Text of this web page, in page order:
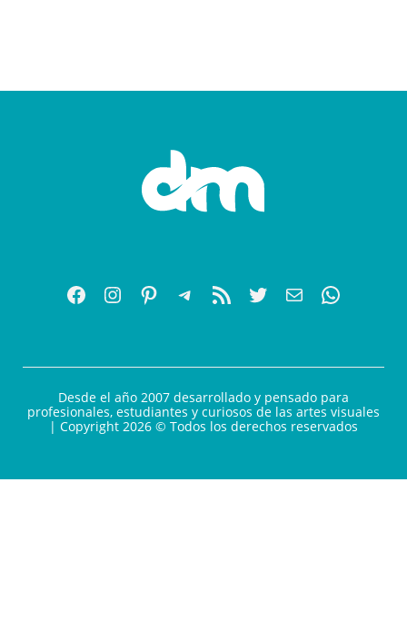
Desde el año 2007 desarrollado y pensado para
profesionales, estudiantes y curiosos de las artes visuales
| Copyright 2026 © Todos los derechos reservados